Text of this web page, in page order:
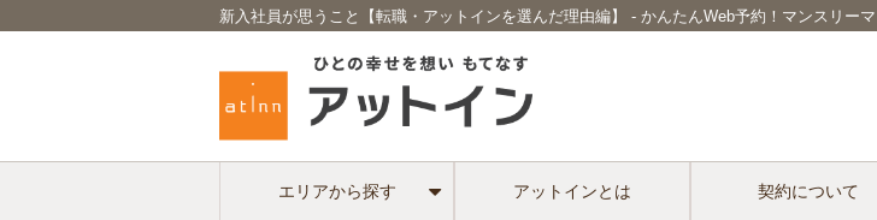
新入社員が思うこと【転職・アットインを選んだ理由編】 - かんたんWeb予約！マンスリー
エリアから探す アットインとは 契約について